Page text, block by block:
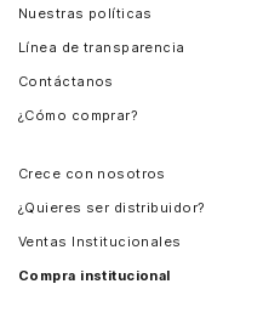
Nuestras políticas
Línea de transparencia
Contáctanos
¿Cómo comprar?
Crece con nosotros
¿Quieres ser distribuidor?
Ventas Institucionales
Compra institucional